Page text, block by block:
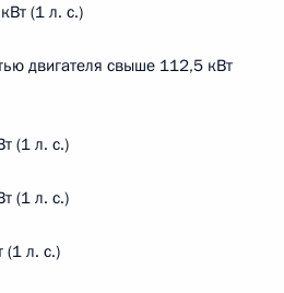
(1 л. с.)
двигателя свыше 112,5 кВт
(1 л. с.)
(1 л. с.)
(1 л. с.)